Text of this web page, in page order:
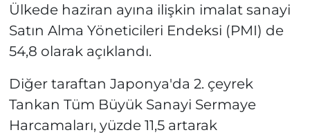
Ülkede haziran ayına ilişkin imalat sanayi
Satın Alma Yöneticileri Endeksi (PMI) de
54,8 olarak açıklandı.
Diğer taraftan Japonya'da 2. çeyrek
Tankan Tüm Büyük Sanayi Sermaye
Harcamaları, yüzde 11,5 artarak